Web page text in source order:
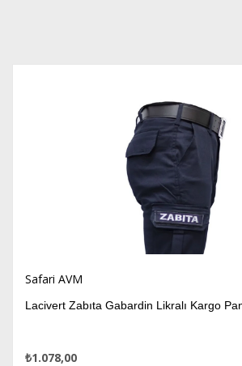
Safari AVM
Lacivert Zabıta Gabardin Likralı Kargo
₺1.078,00